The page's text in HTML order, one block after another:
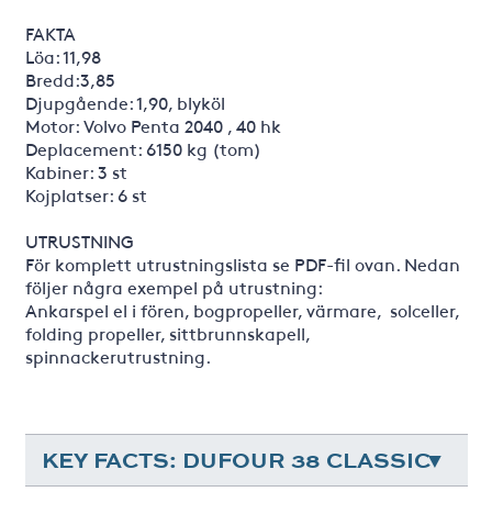
FAKTA
Löa: 11,98
Bredd:3,85
Djupgående: 1,90, blyköl
Motor: Volvo Penta 2040 , 40 hk
Deplacement: 6150 kg (tom)
Kabiner: 3 st
Kojplatser: 6 st
UTRUSTNING
För komplett utrustningslista se PDF-fil ovan. Nedan
följer några exempel på utrustning:
Ankarspel el i fören, bogpropeller, värmare, solceller,
folding propeller, sittbrunnskapell,
spinnackerutrustning.
KEY FACTS: DUFOUR 38 CLASSIC